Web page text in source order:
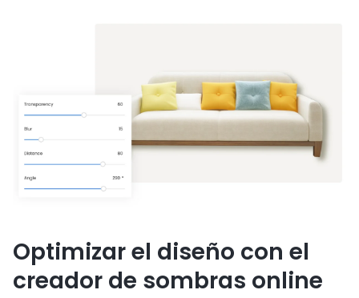
Optimizar el diseño con el
creador de sombras online